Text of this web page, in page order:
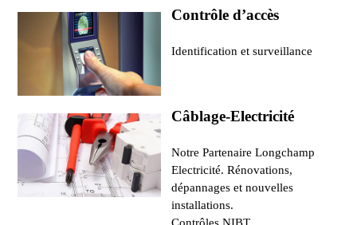
Contrôle d’accès
Identification et surveillance
Câblage-Electricité
Notre Partenaire Longchamp
Electricité. Rénovations,
dépannages et nouvelles
installations.
Contrôles NIBT